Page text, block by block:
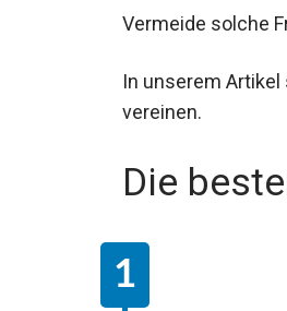
Vermeide solche
In unserem
vereinen.
Die